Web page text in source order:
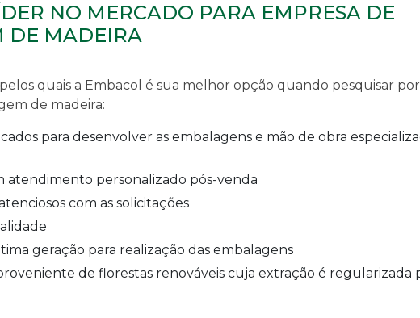
NO MERCADO PARA EMPRESA DE
DE MADEIRA
quais a Embacol é sua melhor opção quando pesquisar por
de madeira:
atendimento personalizado pós-venda
com as solicitações
geração para realização das embalagens